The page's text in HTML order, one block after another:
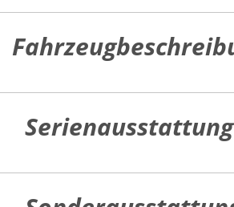
Serienausstattung